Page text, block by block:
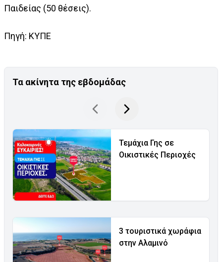
Παιδείας (50 θέσεις).
Πηγή: ΚΥΠΕ
Τα ακίνητα της εβδομάδας
Τεμάχια Γης σε
Οικιστικές Περιοχές
3 τουριστικά χωράφια
στην Αλαμινό